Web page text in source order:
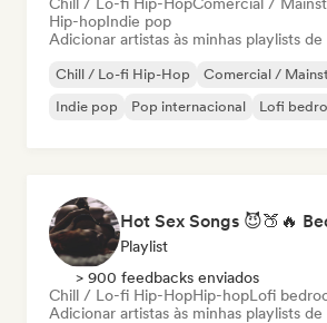
Hip-hopIndie pop
Adicionar artistas às minhas playlists
Chill / Lo-fi Hip-Hop Comercial /
Indie pop
Pop internacional Lofi
Hot Sex Songs 😈🍑🔥
Playlist
> 900 feedbacks enviados
Chill / Lo-fi Hip-HopHip-hopLofi
Adicionar artistas às minhas playlists